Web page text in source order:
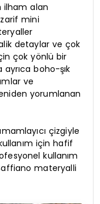
ilham alan
mini
detaylar ve çok
çok yönlü bir
boho-şık
ve
yorumlanan
çizgiyle
için hafif
kullanım
materyalli